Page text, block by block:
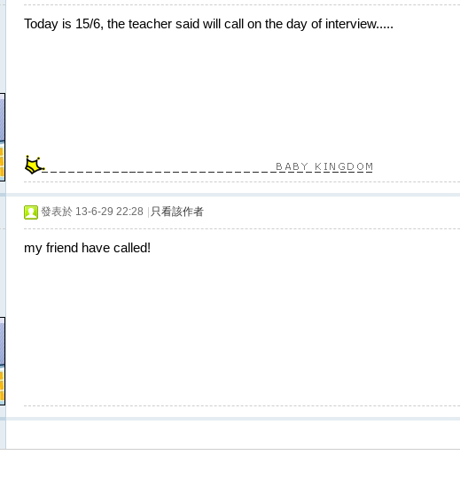
Today is 15/6, the teacher said will call on the day of interview.....
發表於 13-6-29 22:28 只看該作者
my friend have called!